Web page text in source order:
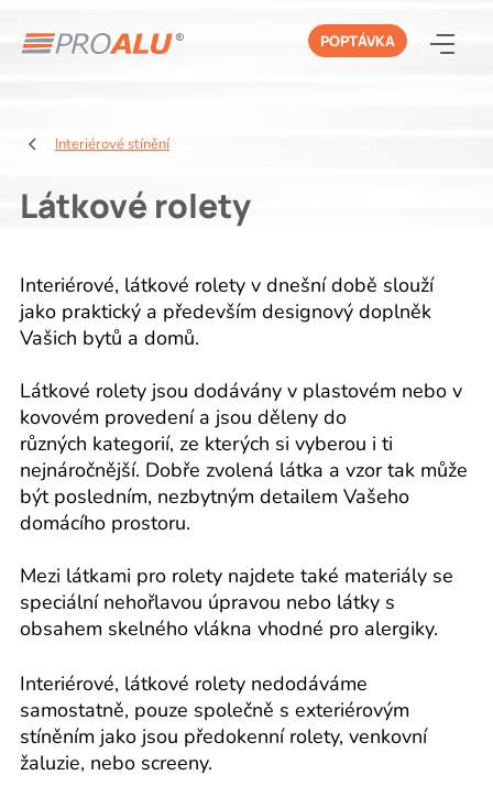
POPTÁVKA
Interiérové stínění
Látkové rolety
Interiérové, látkové rolety v dnešní době slouží
jako praktický a především designový doplněk
Vašich bytů a domů.
Látkové rolety jsou dodávány v plastovém nebo v
kovovém provedení a jsou děleny do
různých kategorií, ze kterých si vyberou i ti
nejnáročnější. Dobře zvolená látka a vzor tak může
být posledním, nezbytným detailem Vašeho
domácího prostoru.
Mezi látkami pro rolety najdete také materiály se
speciální nehořlavou úpravou nebo látky s
obsahem skelného vlákna vhodné pro alergiky.
Interiérové, látkové rolety nedodáváme
samostatně, pouze společně s exteriérovým
stíněním jako jsou předokenní rolety, venkovní
žaluzie, nebo screeny.